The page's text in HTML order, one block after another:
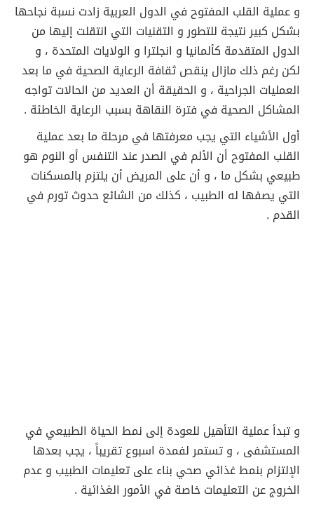
و عملية القلب المفتوح في الدول العربية زادت نسبة نجاحها
بشكل كبير نتيجة للتطور و التقنيات التي انتقلت إليها من
الدول المتقدمة كألمانيا و انجلترا و الولايات المتحدة ، و
لكن رغم ذلك مازال ينقص ثقافة الرعاية الصحية في ما بعد
العمليات الجراحية ، و الحقيقة أن العديد من الحالات تواجه
المشاكل الصحية في فترة النقاهة بسبب الرعاية الخاطئة .
أول الأشياء التي يجب معرفتها في مرحلة ما بعد عملية
القلب المفتوح أن الألم في الصدر عند التنفس أو النوم هو
طبيعي بشكل ما ، و أن على المريض أن يلتزم بالمسكنات
التي يصفها له الطبيب ، كذلك من الشائع حدوث تورم في
القدم .
و تبدأ عملية التأهيل للعودة إلى نمط الحياة الطبيعي في
المستشفى ، و تستمر لفمدة اسبوع تقريباً ، يجب بعدها
الإلتزام بنمط غذائي صحي بناء على تعليمات الطبيب و عدم
الخروج عن التعليمات خاصة في الأمور الغذائية .